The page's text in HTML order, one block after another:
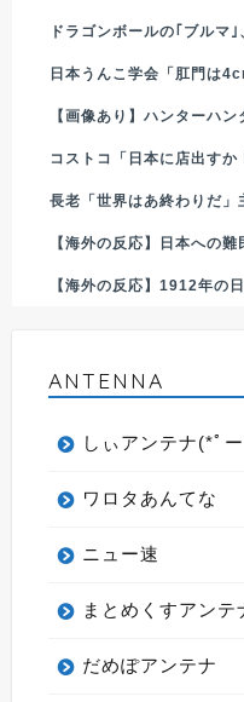
ドラゴンボールの｢ブルマ
日本うんこ学会「肛門は
【画像あり】ハンターハ
コストコ「日本に店出す
長老「世界はあ終わりだ」
【海外の反応】日本への
【海外の反応】1912年の
ANTENNA
しぃアンテナ(*ﾟ
ワロタあんてな
ニュー速
まとめくすアンテ
だめぽアンテナ